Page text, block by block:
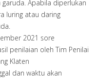
Apabila diperlukan
luring atau daring
2021 sore
penilaian oleh Tim Penilai
Klaten
dan waktu akan